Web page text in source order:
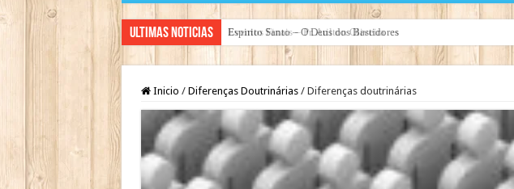
Ultimas Noticias Espirito Santo – O Deus dos Bastidores
Inicio / Diferenças Doutrinárias / Diferenças doutrinárias